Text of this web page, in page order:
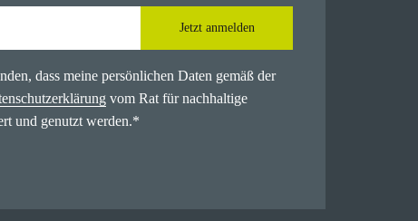
Jetzt anmelden
dass meine persönlichen Daten gemäß der
vom Rat für nachhaltige
und genutzt werden.*